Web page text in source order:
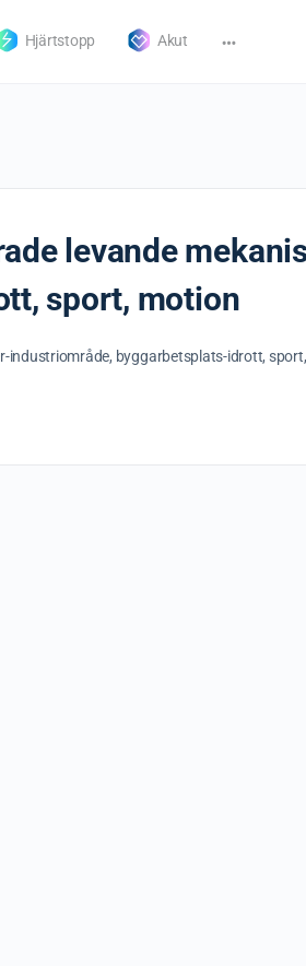
Hjärtstopp Akut
levande
sport, motion
byggarbetsplats-idrott,